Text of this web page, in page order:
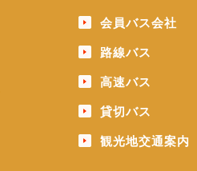
会員バス会社
路線バス
高速バス
貸切バス
観光地交通案内